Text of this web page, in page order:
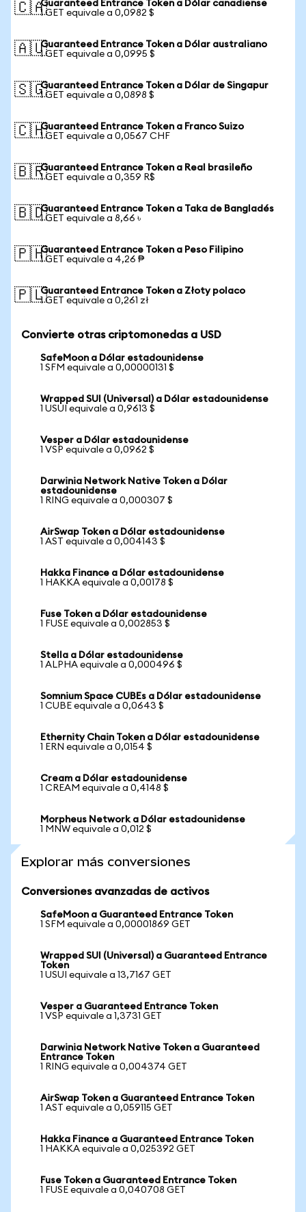
🇨🇦Guaranteed Entrance Token a Dólar canadiense
1 GET equivale a 0,0982 $
🇦🇺Guaranteed Entrance Token a Dólar australiano
1 GET equivale a 0,0995 $
🇸🇬Guaranteed Entrance Token a Dólar de Singapur
1 GET equivale a 0,0898 $
🇨🇭Guaranteed Entrance Token a Franco Suizo
1 GET equivale a 0,0567 CHF
🇧🇷Guaranteed Entrance Token a Real brasileño
1 GET equivale a 0,359 R$
🇧🇩Guaranteed Entrance Token a Taka de Bangladés
1 GET equivale a 8,66 ৳
🇵🇭Guaranteed Entrance Token a Peso Filipino
1 GET equivale a 4,26 ₱
🇵🇱Guaranteed Entrance Token a Złoty polaco
1 GET equivale a 0,261 zł
Convierte otras criptomonedas a USD
SafeMoon a Dólar estadounidense
1 SFM equivale a 0,00000131 $
Wrapped SUI (Universal) a Dólar estadounidense
1 USUI equivale a 0,9613 $
Vesper a Dólar estadounidense
1 VSP equivale a 0,0962 $
Darwinia Network Native Token a Dólar
estadounidense
1 RING equivale a 0,000307 $
AirSwap Token a Dólar estadounidense
1 AST equivale a 0,004143 $
Hakka Finance a Dólar estadounidense
1 HAKKA equivale a 0,00178 $
Fuse Token a Dólar estadounidense
1 FUSE equivale a 0,002853 $
Stella a Dólar estadounidense
1 ALPHA equivale a 0,000496 $
Somnium Space CUBEs a Dólar estadounidense
1 CUBE equivale a 0,0643 $
Ethernity Chain Token a Dólar estadounidense
1 ERN equivale a 0,0154 $
Cream a Dólar estadounidense
1 CREAM equivale a 0,4148 $
Morpheus Network a Dólar estadounidense
1 MNW equivale a 0,012 $
Explorar más conversiones
Conversiones avanzadas de activos
SafeMoon a Guaranteed Entrance Token
1 SFM equivale a 0,00001869 GET
Wrapped SUI (Universal) a Guaranteed Entrance
Token
1 USUI equivale a 13,7167 GET
Vesper a Guaranteed Entrance Token
1 VSP equivale a 1,3731 GET
Darwinia Network Native Token a Guaranteed
Entrance Token
1 RING equivale a 0,004374 GET
AirSwap Token a Guaranteed Entrance Token
1 AST equivale a 0,059115 GET
Hakka Finance a Guaranteed Entrance Token
1 HAKKA equivale a 0,025392 GET
Fuse Token a Guaranteed Entrance Token
1 FUSE equivale a 0,040708 GET